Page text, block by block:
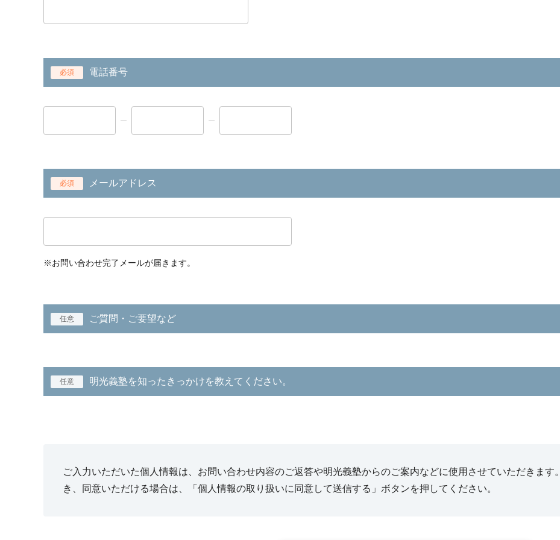
必須 電話番号
必須 メールアドレス
※お問い合わせ完了メールが届きます。
任意 ご質問・ご要望など
任意 明光義塾を知ったきっかけを教えてください。
ご入力いただいた個人情報は、お問い合わせ内容のご返答や明光義塾からのご案内などに使用させていただきます。
き、同意いただける場合は、「個人情報の取り扱いに同意して送信する」ボタンを押してください。